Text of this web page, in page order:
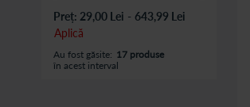
Preț: 29,00 Lei - 643,99 Lei
Aplică
Au fost găsite: 17 produse
în acest interval